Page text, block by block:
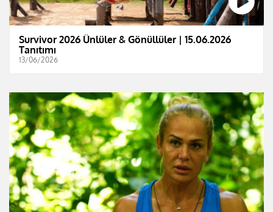
Survivor 2026 Ünlüler & Gönüllüler | 15.06.2026
Tanıtımı
13/06/2026